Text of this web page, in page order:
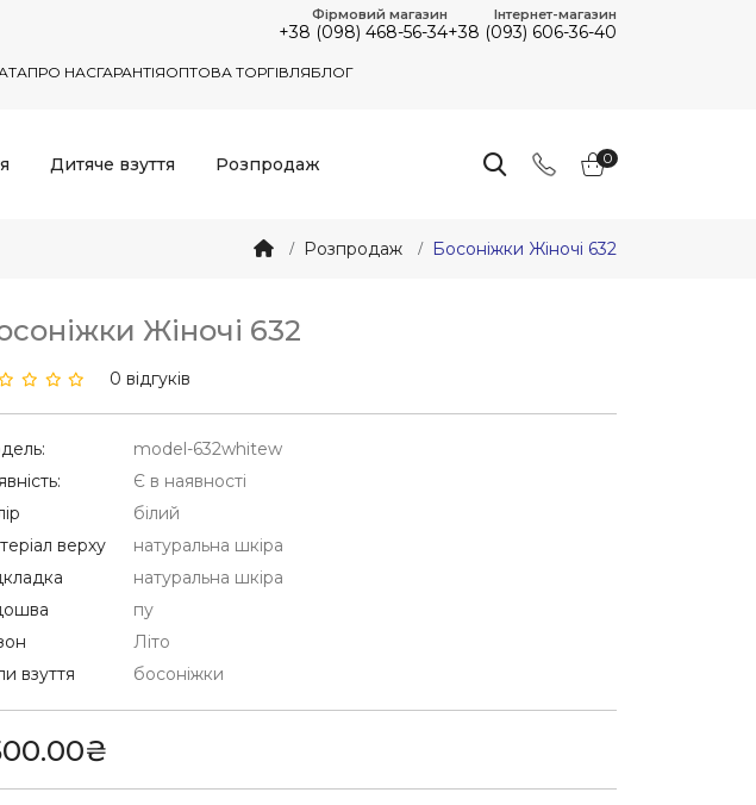
ПРО НАСГАРАНТІЯОПТОВА ТОРГІВЛЯБЛОГ
Фірмовий магазин
+38 (098) 468-56-34
Інтернет-магазин
+38 (093) 606-36-40
Дитяче взуття Розпродаж 0
Розпродаж Босоніжки Жіночі 632
Жіночі 632
0 відгуків
model-632whitew
Є в наявності
білий
верху
натуральна шкіра
натуральна шкіра
пу
Літо
взуття
босоніжки